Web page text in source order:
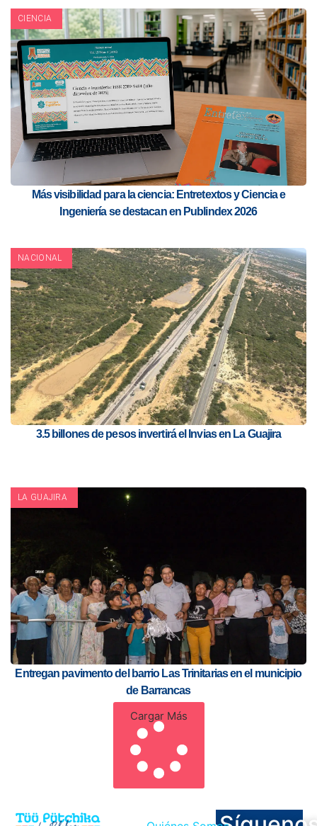
CIENCIA
Más visibilidad para la ciencia: Entretextos y Ciencia e
Ingeniería se destacan en Publindex 2026
NACIONAL
3.5 billones de pesos invertirá el Invias en La Guajira
LA GUAJIRA
Entregan pavimento del barrio Las Trinitarias en el municipio
de Barrancas
Cargar Más